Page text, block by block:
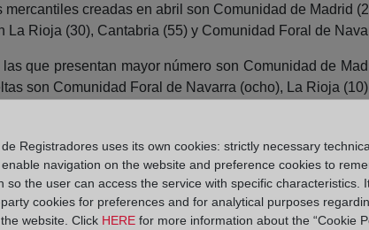
creadas en abril son Comunidad de Madrid
Rioja (30), Cantabria (55) y Comunidad Foral de
que presentan mayor número son Comunidad de
son Comunidad Foral de Navarra (ocho), La Rioja
y Comunidad de Madrid (8,1%) son las
parte, Cantabria (–34,5%), Región de Murcia
se dan en Comunidad Foral de Navarra
(–24,6%) y Principado de Asturias (–22,9%) presentan
Registradores uses its own cookies: strictly necessary
navigation on the website and preference cookies to
so the user can access the service with specific characteristics.
cookies for preferences and for analytical purposes
website. Click HERE for more information about the “Cookie